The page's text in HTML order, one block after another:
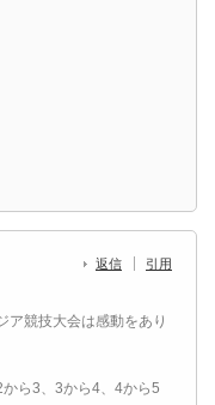
返信 引用
ア競技大会は感動をあり
ら3、3から4、4から5